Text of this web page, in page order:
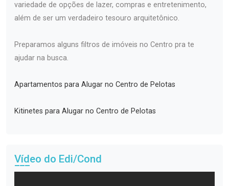
variedade de opções de lazer, compras e entretenimento,
além de ser um verdadeiro tesouro arquitetônico.
Preparamos alguns filtros de imóveis no Centro pra te
ajudar na busca.
Apartamentos para Alugar no Centro de Pelotas
Kitinetes para Alugar no Centro de Pelotas
Vídeo do Edi/Cond